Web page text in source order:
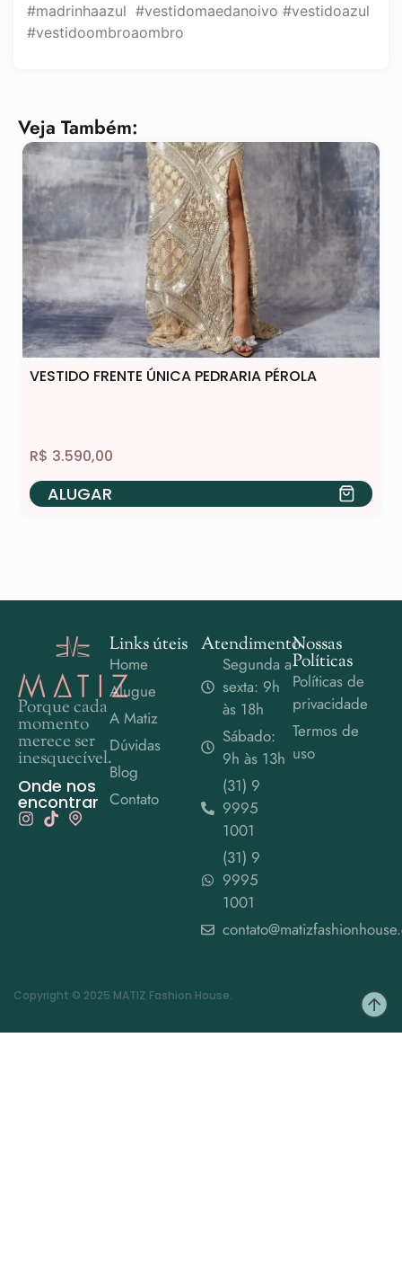
#madrinhaazul #vestidomaedanoivo #vestidoazul
#vestidoombroaombro
Veja Também:
VESTIDO FRENTE ÚNICA PEDRARIA PÉROLA
R$ 3.590,00
ALUGAR
Porque cada
momento
merece ser
inesquecível.
Onde nos
encontrar
Links úteis
Home
Alugue
A Matiz
Dúvidas
Blog
Contato
Atendimento
Segunda a
sexta: 9h
às 18h
Sábado:
9h às 13h
(31) 9
9995
1001
(31) 9
9995
1001
Nossas
Políticas
Políticas de
privacidade
Termos de
uso
Copyright © 2025 MATIZ Fashion House.